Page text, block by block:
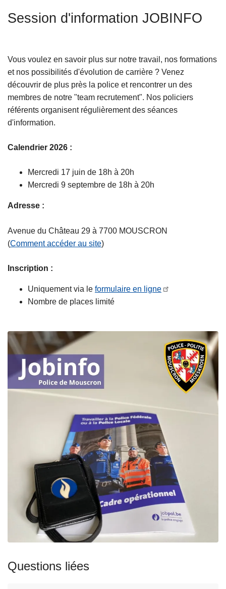
Session d'information JOBINFO
Vous voulez en savoir plus sur notre travail, nos formations
et nos possibilités d'évolution de carrière ? Venez
découvrir de plus près la police et rencontrer un des
membres de notre "team recrutement". Nos policiers
référents organisent régulièrement des séances
d'information.
Calendrier 2026 :
Mercredi 17 juin de 18h à 20h
Mercredi 9 septembre de 18h à 20h
Adresse :
Avenue du Château 29 à 7700 MOUSCRON
(Comment accéder au site)
Inscription :
Uniquement via le formulaire en ligne
Nombre de places limité
Questions liées